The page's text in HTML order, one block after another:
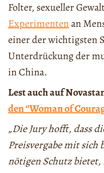
Folter, sexueller
Experimentenan
einer der wichtigsten
Unterdrückung der
in China.
Lest auch auf
den “Woman of
„Die Jury hofft, dass
Preisvergabe mit sich
nötigen Schutz